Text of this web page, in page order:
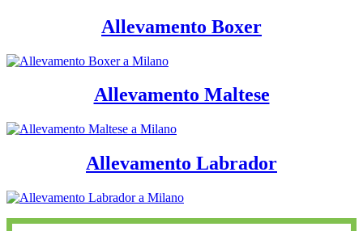
Allevamento Boxer
Allevamento Maltese
Allevamento Labrador